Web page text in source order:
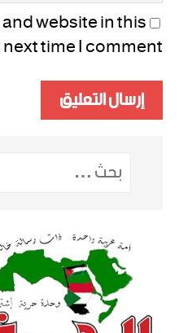
website in this
time I comment.